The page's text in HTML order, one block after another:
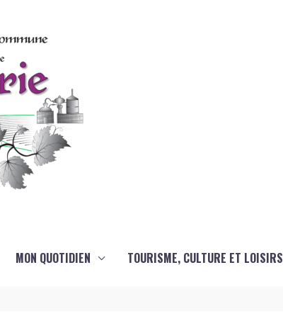
MON QUOTIDIEN TOURISME, CULTURE ET LOISIRS